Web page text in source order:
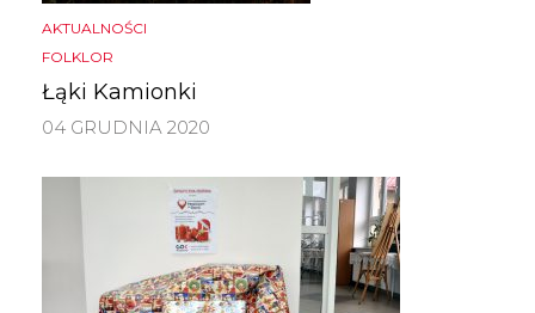
AKTUALNOŚCI
FOLKLOR
Łąki Kamionki
04 GRUDNIA 2020